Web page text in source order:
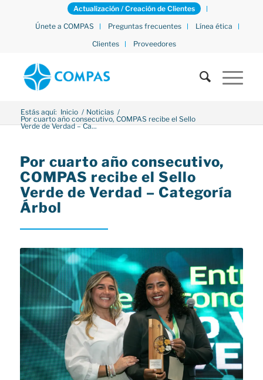
Actualización / Creación de Clientes
Únete a COMPAS
Preguntas frecuentes
Línea ética
Clientes
Proveedores
Estás aquí: Inicio / Noticias /
Por cuarto año consecutivo, COMPAS recibe el Sello
Verde de Verdad – Ca...
Por cuarto año consecutivo,
COMPAS recibe el Sello
Verde de Verdad – Categoría
Árbol